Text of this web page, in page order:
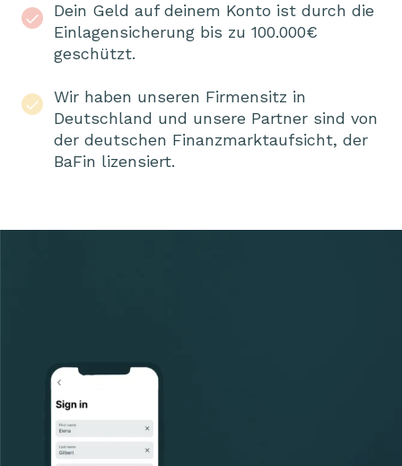
Dein Geld auf deinem Konto ist durch die
Einlagensicherung bis zu 100.000€
geschützt.
Wir haben unseren Firmensitz in
Deutschland und unsere Partner sind von
der deutschen Finanzmarktaufsicht, der
BaFin lizensiert.